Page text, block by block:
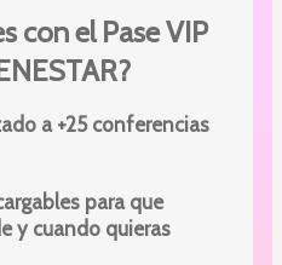
con el Pase VIP
a +25 conferencias
para que
y cuando quieras